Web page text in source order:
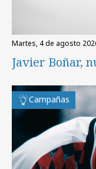
martes, 4 de agosto
Javier Boñar,
Campañas